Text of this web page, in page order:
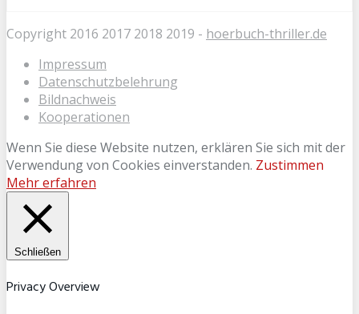
Copyright 2016 2017 2018 2019 - hoerbuch-thriller.de
Impressum
Datenschutzbelehrung
Bildnachweis
Kooperationen
Wenn Sie diese Website nutzen, erklären Sie sich mit der
Verwendung von Cookies einverstanden. Zustimmen
Mehr erfahren
Schließen
Privacy Overview